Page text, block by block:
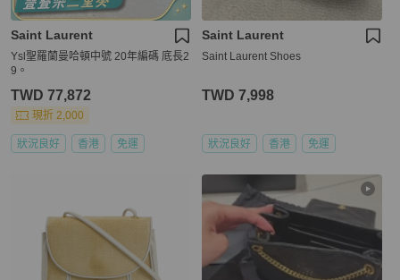
Saint Laurent
Ysl聖羅蘭曼哈頓中號 20年編碼 底長2
9。
TWD 77,872
現折 2,000
狀況良好 香港 免運
Saint Laurent
Saint Laurent Shoes
TWD 7,998
狀況良好 香港 免運